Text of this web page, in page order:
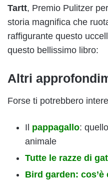
Tartt, Premio Pulitzer
storia magnifica che
raffigurante questo
questo bellissimo libro:
Altri
Forse ti potrebbero
Il pappagallo:
animale
Tutte le razze di
Bird garden: